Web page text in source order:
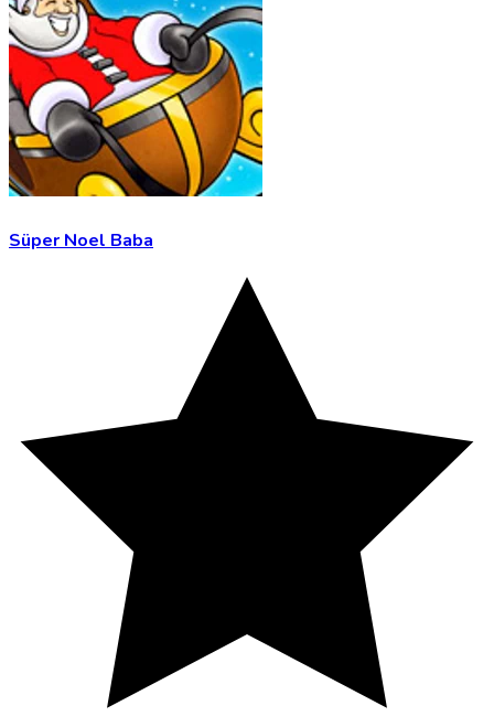
Süper Noel Baba